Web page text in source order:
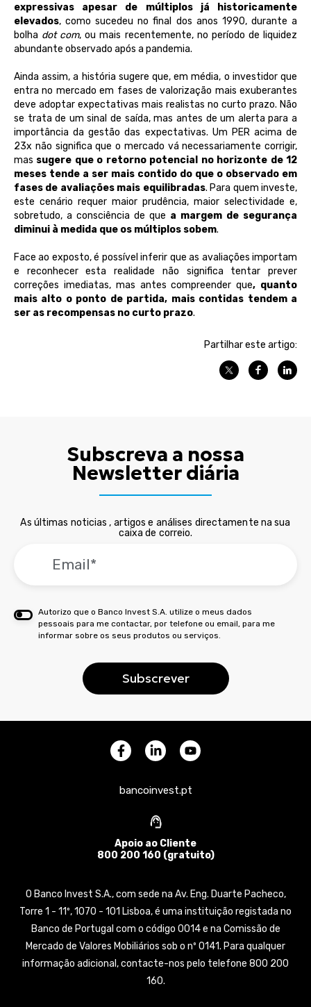
expressivas apesar de múltiplos já historicamente
elevados, como sucedeu no final dos anos 1990, durante a
bolha dot com, ou mais recentemente, no período de liquidez
abundante observado após a pandemia.
Ainda assim, a história sugere que, em média, o investidor que
entra no mercado em fases de valorização mais exuberantes
deve adoptar expectativas mais realistas no curto prazo. Não
se trata de um sinal de saída, mas antes de um alerta para a
importância da gestão das expectativas. Um PER acima de
23x não significa que o mercado vá necessariamente corrigir,
mas sugere que o retorno potencial no horizonte de 12
meses tende a ser mais contido do que o observado em
fases de avaliações mais equilibradas. Para quem investe,
este cenário requer maior prudência, maior selectividade e,
sobretudo, a consciência de que a margem de segurança
diminui à medida que os múltiplos sobem.
Face ao exposto, é possível inferir que as avaliações importam
e reconhecer esta realidade não significa tentar prever
correções imediatas, mas antes compreender que, quanto
mais alto o ponto de partida, mais contidas tendem a
ser as recompensas no curto prazo.
Partilhar este artigo:
Subscreva a nossa
Newsletter diária
As últimas noticias , artigos e análises directamente na sua
caixa de correio.
Autorizo que o Banco Invest S.A. utilize o meus dados
pessoais para me contactar, por telefone ou email, para me
informar sobre os seus produtos ou serviços.
bancoinvest.pt
Apoio ao Cliente
800 200 160 (gratuito)
O Banco Invest S.A., com sede na Av. Eng. Duarte Pacheco,
Torre 1 - 11º, 1070 - 101 Lisboa, é uma instituição registada no
Banco de Portugal com o código 0014 e na Comissão de
Mercado de Valores Mobiliários sob o nº 0141. Para qualquer
informação adicional, contacte-nos pelo telefone 800 200
160.